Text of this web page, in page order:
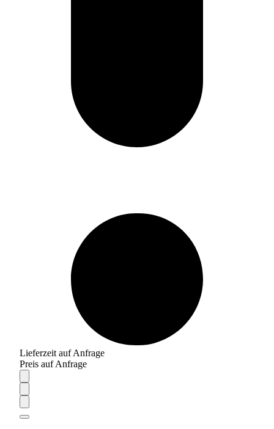
Lieferzeit auf Anfrage
Preis auf Anfrage